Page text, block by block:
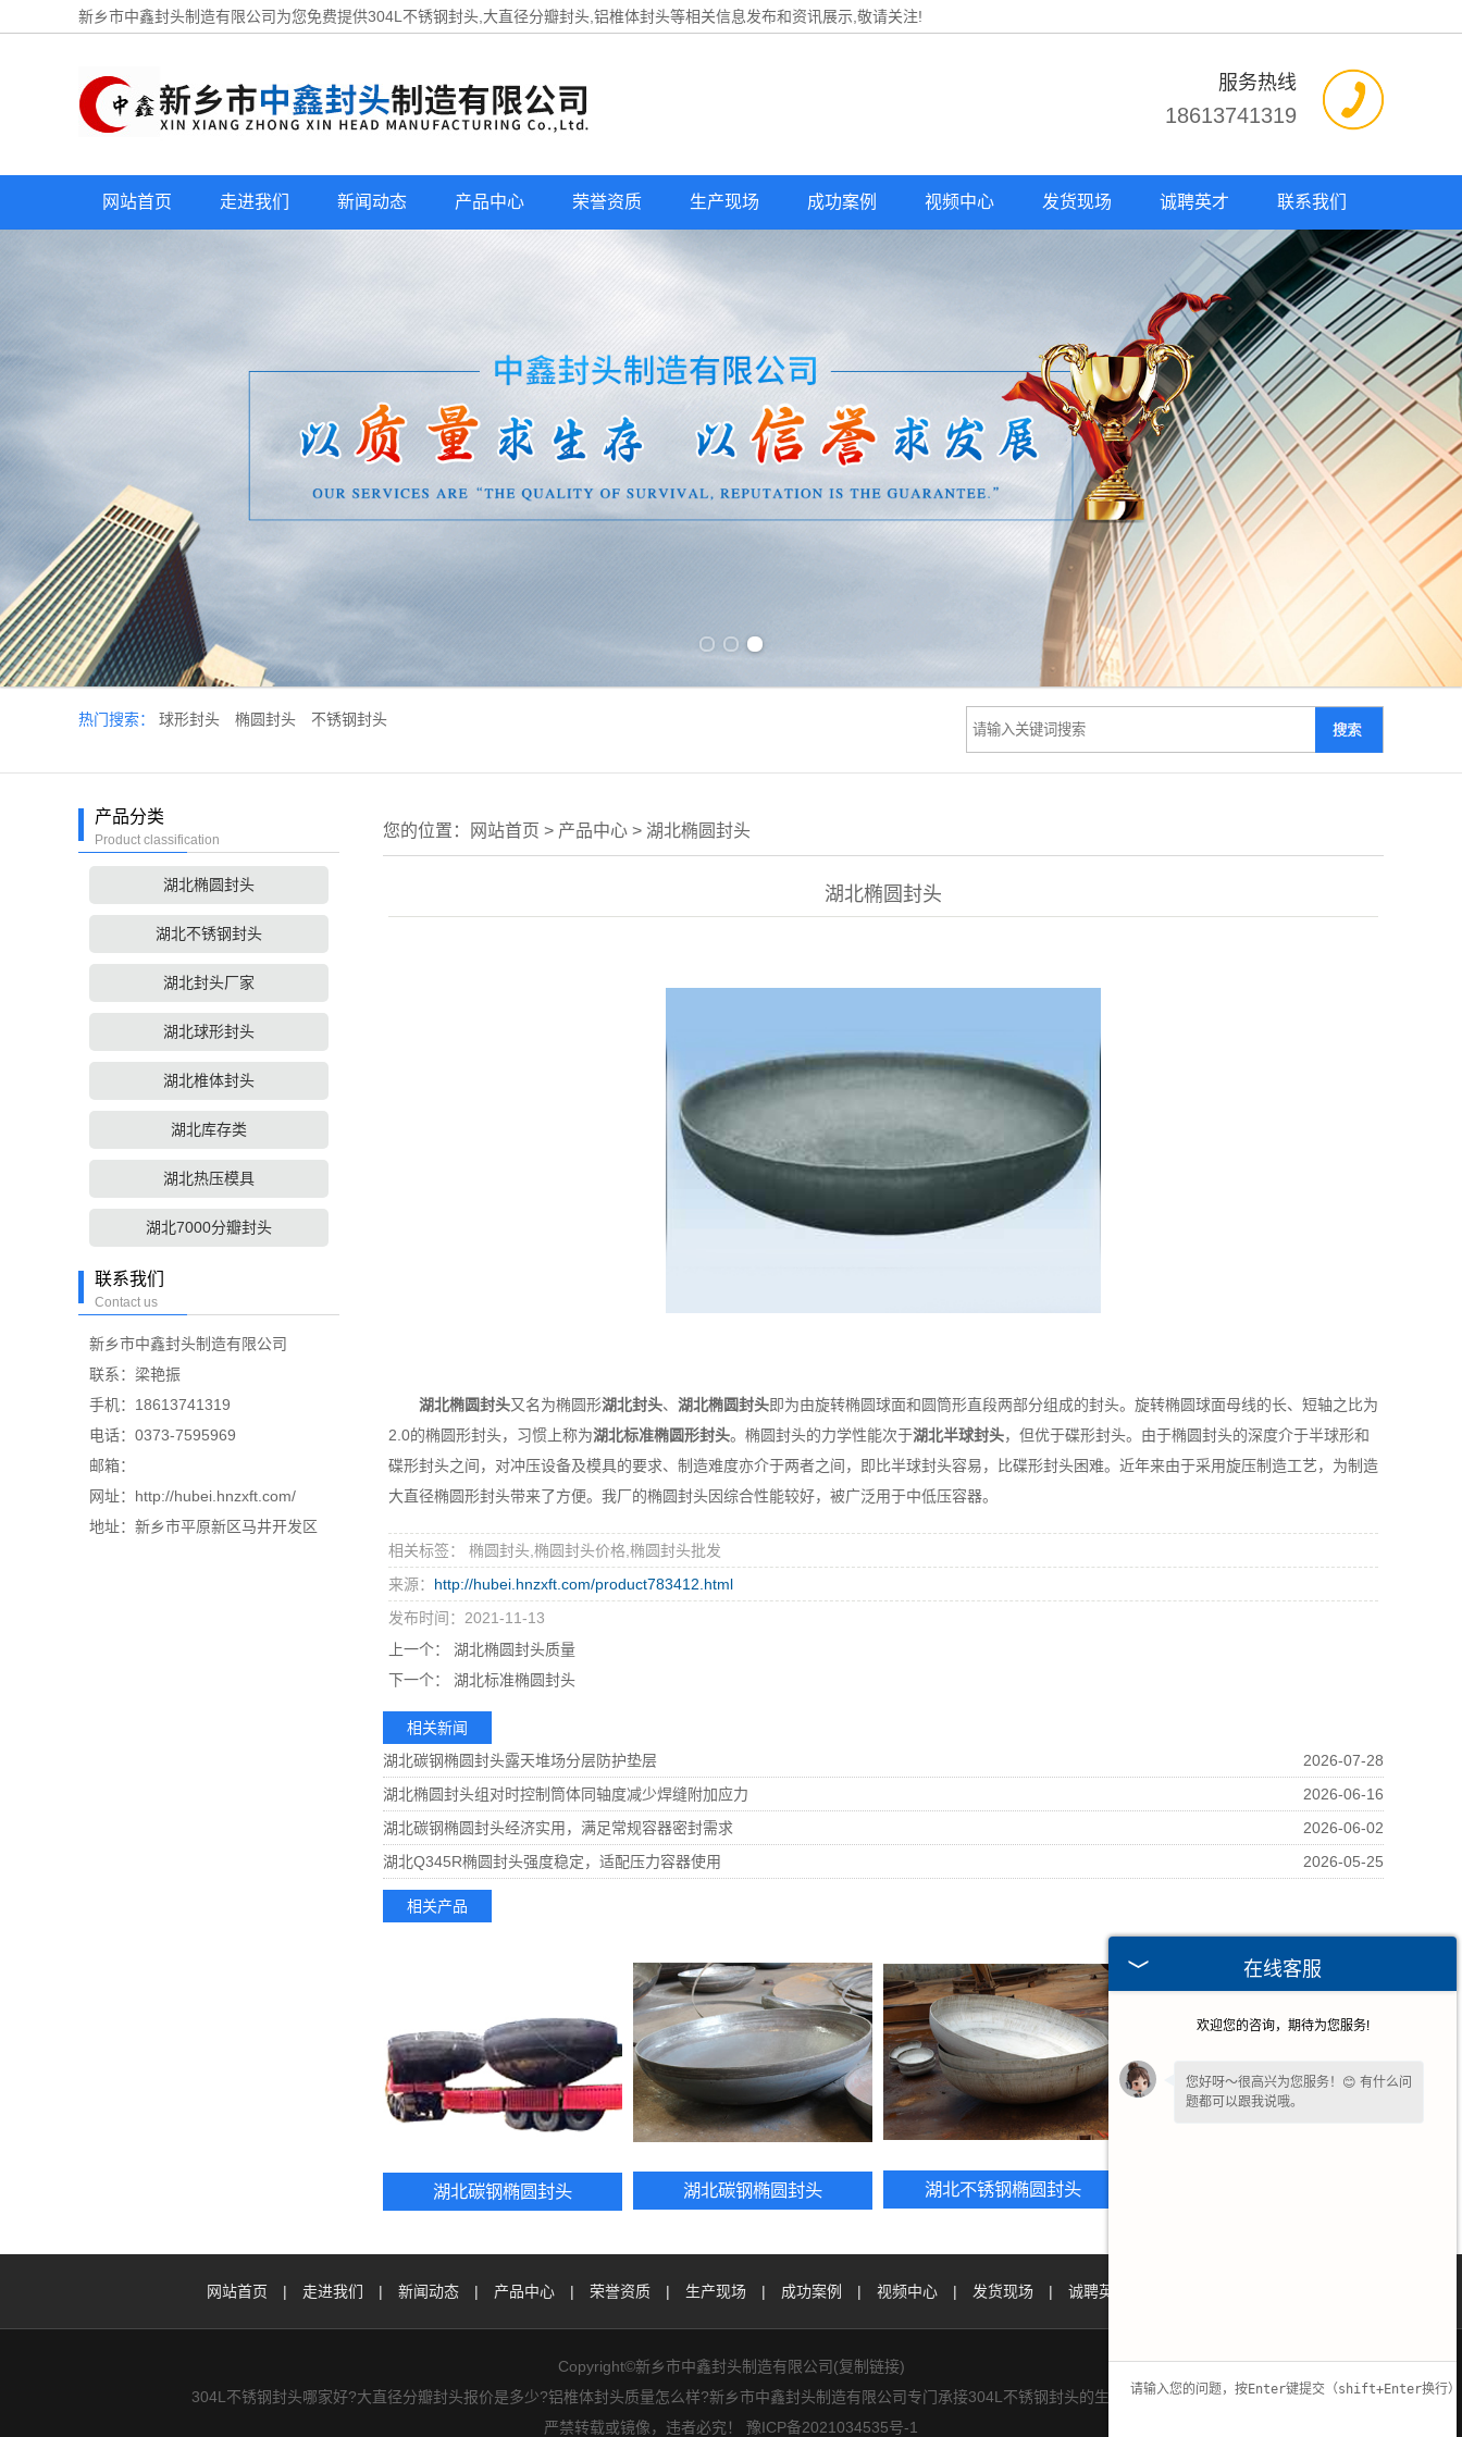
新乡市中鑫封头制造有限公司为您免费提供304L不锈钢封头 ,大直径分瓣封头,铝椎体封头等相关信息发布和资讯展示,敬请关注!
服务热线
18613741319
网站首页 走进我们 新闻动态 产品中心 荣誉资质 生产现场 成功案例 视频中心 发货现场 诚聘英才 联系我们
热门搜索： 球形封头 椭圆封头 不锈钢封头
产品分类
Product classification
湖北椭圆封头
湖北不锈钢封头
湖北封头厂家
湖北球形封头
湖北椎体封头
湖北库存类
湖北热压模具
湖北7000分瓣封头
联系我们
Contact us
新乡市中鑫封头制造有限公司
联系：梁艳振
手机：18613741319
电话：0373-7595969
邮箱：
网址：http://hubei.hnzxft.com/
地址：新乡市平原新区马井开发区
您的位置： 网站首页 > 产品中心 > 湖北椭圆封头
湖北椭圆封头
湖北椭圆封头又名为椭圆形湖北封头、 湖北椭圆封头即为由旋转椭圆球面和圆筒形直段两部分组成的封头。旋转椭圆球面母线的长、短轴之比为
2.0的椭圆形封头，习惯上称为湖北标准椭圆形封头。椭圆封头的力学性能次于湖北半球封头，但优于碟形封头。由于椭圆封头的深度介于半球形和
碟形封头之间，对冲压设备及模具的要求、制造难度亦介于两者之间，即比半球封头容易，比碟形封头困难。近年来由于采用旋压制造工艺，为制造
大直径椭圆形封头带来了方便。我厂的椭圆封头因综合性能较好，被广泛用于中低压容器。
相关标签： 椭圆封头,椭圆封头价格,椭圆封头批发
来源： http://hubei.hnzxft.com/product783412.html
发布时间：2021-11-13
上一个：
湖北椭圆封头质量
下一个：
湖北标准椭圆封头
相关新闻
湖北碳钢椭圆封头露天堆场分层防护垫层
2026-07-28
湖北椭圆封头组对时控制筒体同轴度减少焊缝附加应力
2026-06-16
湖北碳钢椭圆封头经济实用，满足常规容器密封需求
2026-06-02
湖北Q345R椭圆封头强度稳定，适配压力容器使用
2026-05-25
相关产品
湖北碳钢椭圆封头 湖北碳钢椭圆封头 湖北不锈钢椭圆封头
网站首页 | 走进我们 | 新闻动态 | 产品中心 | 荣誉资质 | 生产现场 | 成功案例 | 视频中心 | 发货现场 | 诚聘英才
Copyright©新乡市中鑫封头制造有限公司(复制链接)
304L不锈钢封头哪家好?大直径分瓣封头报价是多少?铝椎体封头质量怎么样?新乡市中鑫封头制造有限公司专门承接304L不锈钢封头的生产与加工,欢迎致电咨询.
严禁转载或镜像，违者必究！ 豫ICP备2021034535号-1
在线客服
欢迎您的咨询，期待为您服务!
您好呀～很高兴为您服务！😊 有什么问
题都可以跟我说哦。